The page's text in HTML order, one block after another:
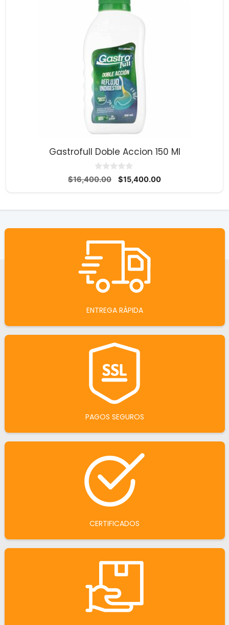
Gastrofull Doble Accion 150 Ml
0
d
$16,400.00
El
era:
$15,400.00El
es:
ENTREGA RÁPIDA
PAGOS SEGUROS
CERTIFICADOS